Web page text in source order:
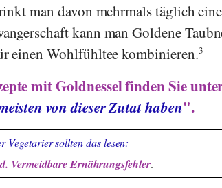
man davon mehrmals täglich eine
kann man Goldene
einen Wohlfühltee kombinieren.3
mit Goldnessel finden Sie
von dieser Zutat haben".
Vegetarier sollten das lesen:
Vermeidbare Ernährungsfehler.